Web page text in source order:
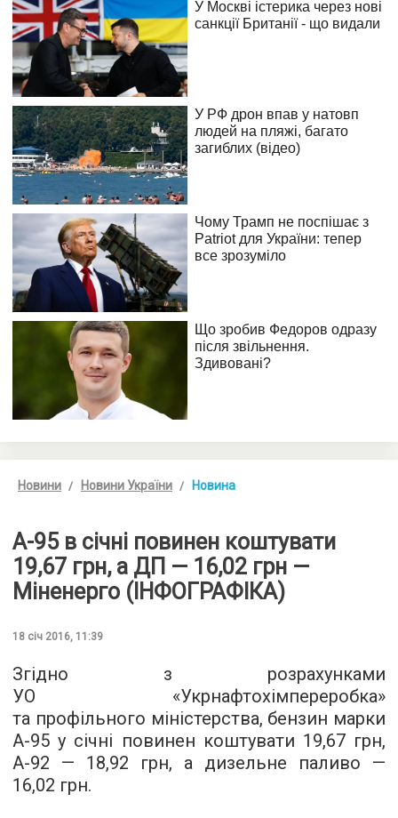
Новини Новини України Новина
А-95 в січні повинен коштувати
19,67 грн, а ДП — 16,02 грн —
Міненерго (ІНФОГРАФІКА)
18 січ 2016, 11:39
Згідно з розрахунками
УО «Укрнафтохімпереробка»
та профільного міністерства, бензин марки
А-95 у січні повинен коштувати 19,67 грн,
А-92 — 18,92 грн, а дизельне паливо —
16,02 грн.